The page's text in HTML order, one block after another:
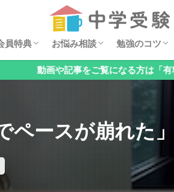
員特典
セミナー動画
ダウンロード特典
イベント案内
お悩み相談
安浪京子メッセージ
オンライン相談会
お悩みQ&A
勉強のコツ
算数の勉強
親子でチェ
国語の勉強
理科の勉強
公立中高一
オススメ学
をご覧になる方は「有料会員」、イベ
ペースが崩れた」
セミナー動画
ダウンロード特典
イベント案内安浪京子メッセージ
オンライン相談会
お悩みQ&A 算数の勉強法
親子でチェ
国語の勉強法
理科の勉強法
公立中高一
オススメ学
検索